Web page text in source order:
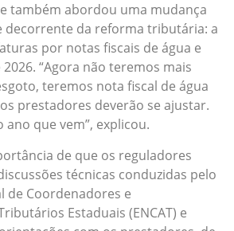
também abordou uma mudança
decorrente da reforma tributária: a
por notas fiscais de água e
“Agora não teremos mais
teremos nota fiscal de água
prestadores deverão se ajustar.
ano que vem”, explicou.
de que os reguladores
técnicas conduzidas pelo
de Coordenadores e
Estaduais (ENCAT) e